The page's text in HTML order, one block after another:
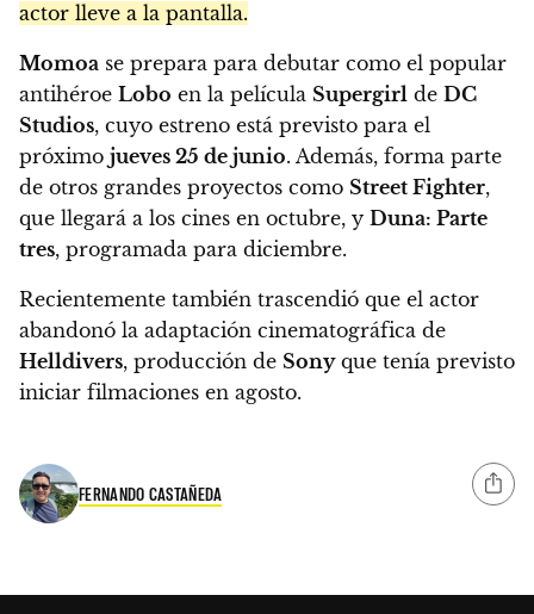
actor lleve a la pantalla.
Momoa se prepara para debutar como el popular
antihéroe Lobo en la película Supergirl de DC
Studios, cuyo estreno está previsto para el
próximo jueves 25 de junio. Además, forma parte
de otros grandes proyectos como Street Fighter,
que llegará a los cines en octubre, y Duna: Parte
tres, programada para diciembre.
Recientemente también trascendió que el actor
abandonó la adaptación cinematográfica de
Helldivers, producción de Sonyque tenía previsto
iniciar filmaciones en agosto.
FERNANDO CASTAÑEDA